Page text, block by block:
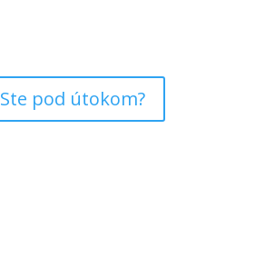
Ste pod útokom?